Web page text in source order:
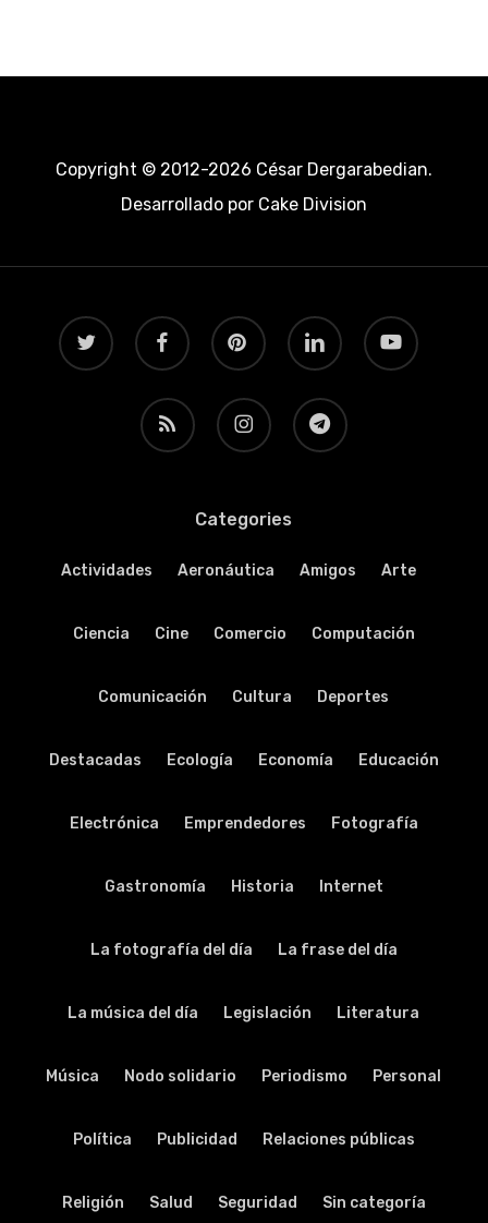
Copyright © 2012-2026 César Dergarabedian.
Desarrollado porCake Division
twitter facebook pinterest linkedin youtube
RSS instagram telegram
Categories
Actividades Aeronáutica Amigos Arte
Ciencia Cine Comercio Computación
Comunicación Cultura Deportes
Destacadas Ecología Economía Educación
Electrónica Emprendedores Fotografía
Gastronomía Historia Internet
La fotografía del día La frase del día
La música del día Legislación Literatura
Música Nodo solidario Periodismo Personal
Política Publicidad Relaciones públicas
Religión Salud Seguridad Sin categoría